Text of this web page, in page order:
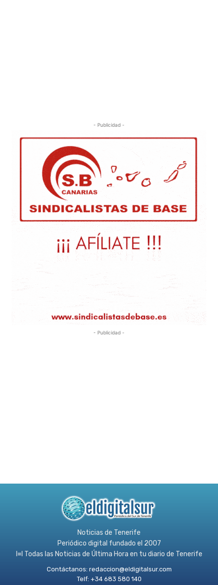
- Publicidad -
- Publicidad -
Noticias de Tenerife
Periódico digital fundado el 2007
l≡l Todas las Noticias de Última Hora en tu diario de Tenerife
Contáctanos: redaccion@eldigitalsur.com
Telf: +34 683 580 140